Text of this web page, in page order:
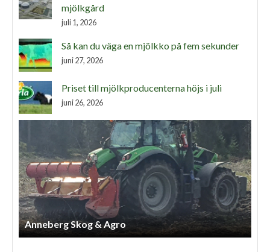
mjölkgård
juli 1, 2026
Så kan du väga en mjölkko på fem sekunder
juni 27, 2026
Priset till mjölkproducenterna höjs i juli
juni 26, 2026
Henriks Entreprenad